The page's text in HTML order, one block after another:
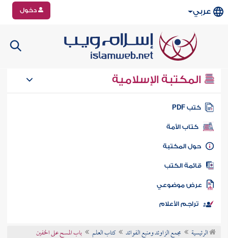
عربي دخول
المكتبة الإسلامية
كتب PDF
كتاب الأمة
المكتبة
الكتب
موضوعي
تراجم الأعلام
الرئيسية مجمع الزاوئد ومنبع الفوائد كتاب العلم باب المسح على الخفين